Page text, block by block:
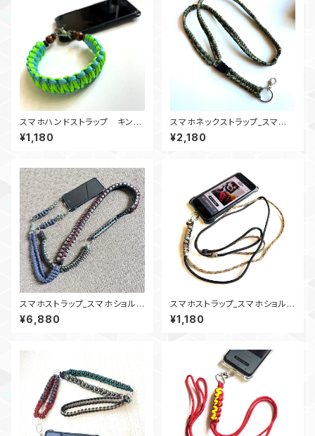
スマホハンドストラップ キング
コブラ パラコードSgTb
¥1,180
スマホネックストラップ_スマホ
ショルダー2Buckle_カモ180
¥2,180
スマホストラップ_スマホショルダ
ース_パラコードトラップ_竜使い
_4Ring
¥6,880
スマホストラップ_スマホショルダ
ー_パラコード_N2_黒デザートカ
モ
¥1,180